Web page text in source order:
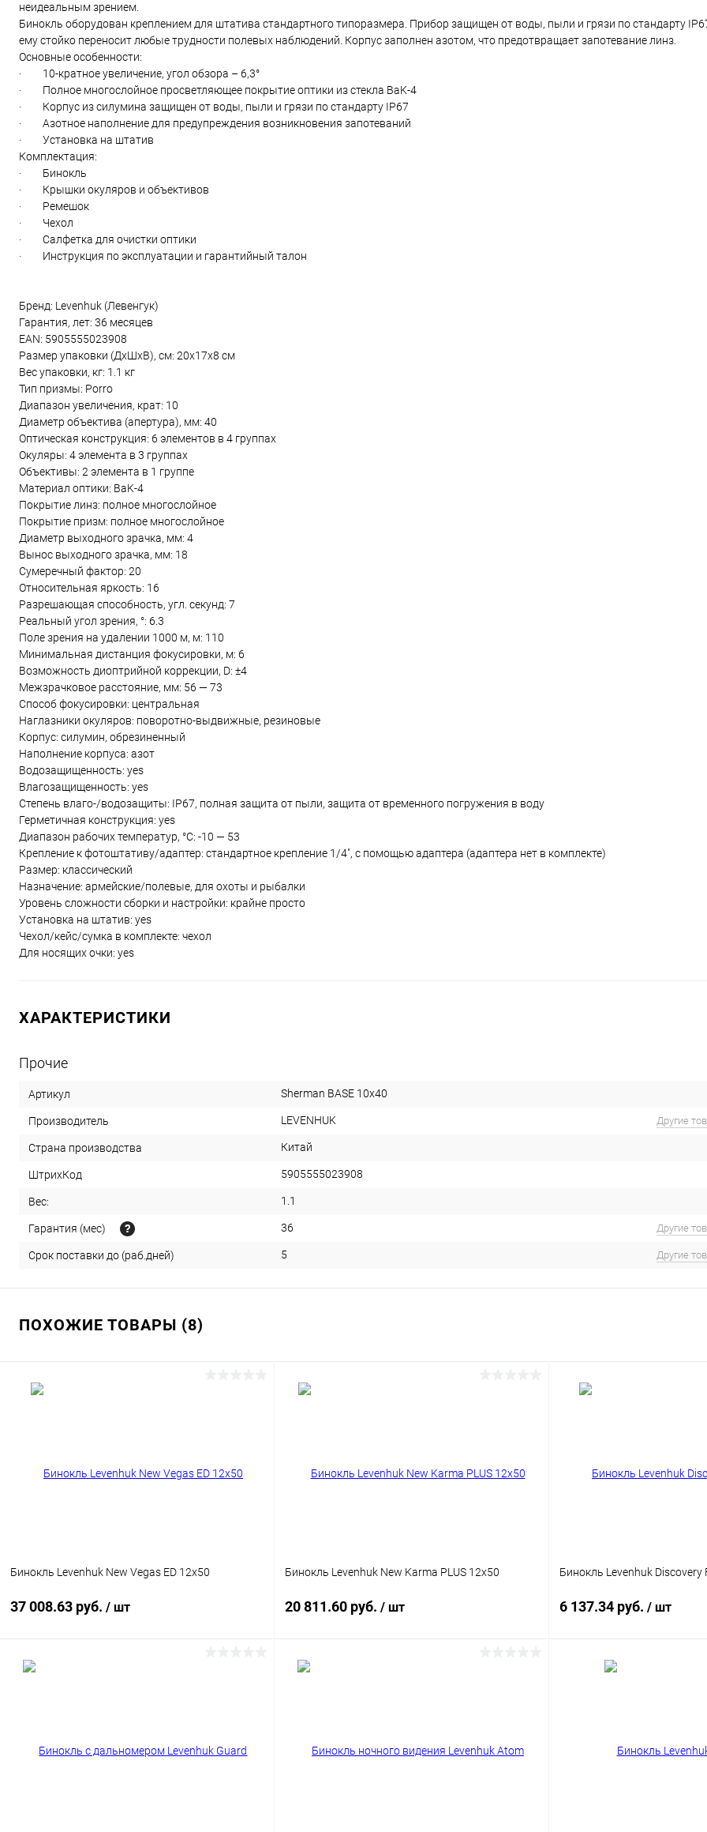
неидеальным зрением.
Бинокль оборудован креплением для штатива стандартного типоразмера. Прибор защищен от воды, пыли и грязи по стандарту
ему стойко переносит любые трудности полевых наблюдений. Корпус заполнен азотом, что предотвращает запотевание линз.
Основные особенности:
· 10-кратное увеличение, угол обзора – 6,3°
· Полное многослойное просветляющее покрытие оптики из стекла BaK-4
· Корпус из силумина защищен от воды, пыли и грязи по стандарту IP67
· Азотное наполнение для предупреждения возникновения запотеваний
· Установка на штатив
Комплектация:
· Бинокль
· Крышки окуляров и объективов
· Ремешок
· Чехол
· Салфетка для очистки оптики
· Инструкция по эксплуатации и гарантийный талон
Бренд: Levenhuk (Левенгук)
Гарантия, лет: 36 месяцев
EAN: 5905555023908
Размер упаковки (ДxШxВ), см: 20x17x8 см
Вес упаковки, кг: 1.1 кг
Тип призмы: Porro
Диапазон увеличения, крат: 10
Диаметр объектива (апертура), мм: 40
Оптическая конструкция: 6 элементов в 4 группах
Окуляры: 4 элемента в 3 группах
Объективы: 2 элемента в 1 группе
Материал оптики: BaK-4
Покрытие линз: полное многослойное
Покрытие призм: полное многослойное
Диаметр выходного зрачка, мм: 4
Вынос выходного зрачка, мм: 18
Сумеречный фактор: 20
Относительная яркость: 16
Разрешающая способность, угл. секунд: 7
Реальный угол зрения, °: 6.3
Поле зрения на удалении 1000 м, м: 110
Минимальная дистанция фокусировки, м: 6
Возможность диоптрийной коррекции, D: ±4
Межзрачковое расстояние, мм: 56 — 73
Способ фокусировки: центральная
Наглазники окуляров: поворотно-выдвижные, резиновые
Корпус: силумин, обрезиненный
Наполнение корпуса: азот
Водозащищенность: yes
Влагозащищенность: yes
Степень влаго-/водозащиты: IP67, полная защита от пыли, защита от временного погружения в воду
Герметичная конструкция: yes
Диапазон рабочих температур, °С: -10 — 53
Крепление к фотоштативу/адаптер: стандартное крепление 1/4", с помощью адаптера (адаптера нет в комплекте)
Размер: классический
Назначение: армейские/полевые, для охоты и рыбалки
Уровень сложности сборки и настройки: крайне просто
Установка на штатив: yes
Чехол/кейс/сумка в комплекте: чехол
Для носящих очки: yes
ХАРАКТЕРИСТИКИ
Прочие
Артикул Sherman BASE 10x40
Производитель LEVENHUK Другие
Страна производства Китай
ШтрихКод 5905555023908
Вес: 1.1
Гарантия (мес) 36 Другие
Срок поставки до (раб.дней) 5 Другие
ПОХОЖИЕ ТОВАРЫ (8)
Бинокль Levenhuk New Vegas ED 12x50
37 008.63 руб. / шт
Бинокль Levenhuk New Karma PLUS 12x50
20 811.60 руб. / шт
Бинокль Levenhuk Discovery
6 137.34 руб. / шт